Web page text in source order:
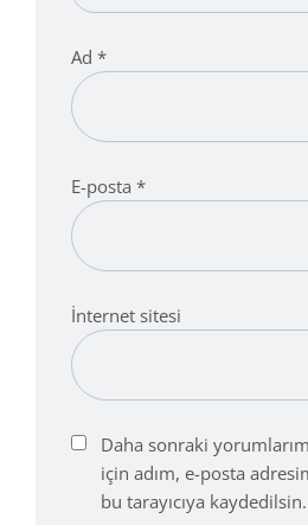
Ad *
E-posta *
İnternet sitesi
Daha sonraki
için adım, e-posta
bu tarayıcıya kaydedilsin.